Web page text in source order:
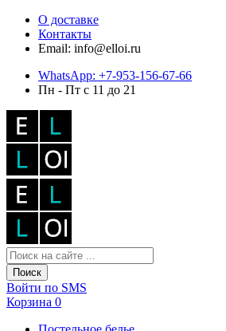
О доставке
Контакты
Email: info@elloi.ru
WhatsApp: +7-953-156-67-66
Пн - Пт с 11 до 21
Поиск
Войти по SMS
Корзина 0